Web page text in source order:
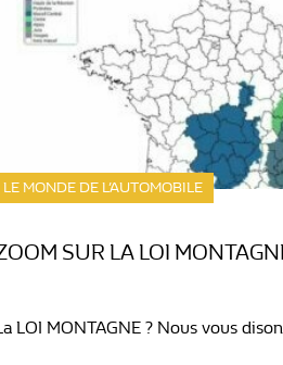
LE MONDE DE L’AUTOMOBILE
SUR LA LOI
LOI MONTAGNE ? Nous vous